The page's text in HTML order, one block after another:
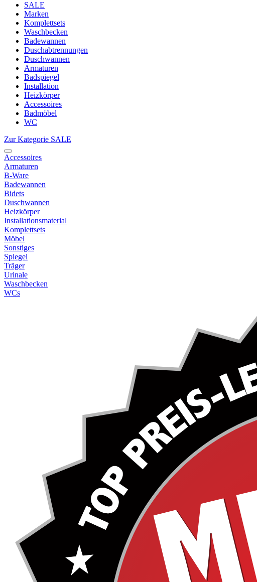
SALE
Marken
Komplettsets
Waschbecken
Badewannen
Duschabtrennungen
Duschwannen
Armaturen
Badspiegel
Installation
Heizkörper
Accessoires
Badmöbel
WC
Zur Kategorie SALE
Accessoires
Armaturen
B-Ware
Badewannen
Bidets
Duschwannen
Heizkörper
Installationsmaterial
Komplettsets
Möbel
Sonstiges
Spiegel
Träger
Urinale
Waschbecken
WCs